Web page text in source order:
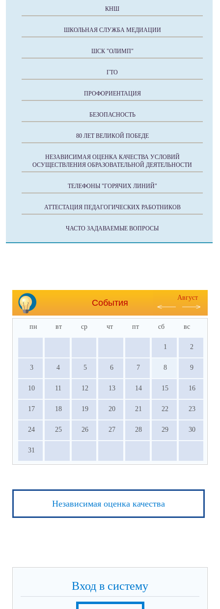
КНШ
ШКОЛЬНАЯ СЛУЖБА МЕДИАЦИИ
ШСК "ОЛИМП"
ГТО
ПРОФОРИЕНТАЦИЯ
БЕЗОПАСНОСТЬ
80 ЛЕТ ВЕЛИКОЙ ПОБЕДЕ
НЕЗАВИСИМАЯ ОЦЕНКА КАЧЕСТВА УСЛОВИЙ
ОСУЩЕСТВЛЕНИЯ ОБРАЗОВАТЕЛЬНОЙ ДЕЯТЕЛЬНОСТИ
ТЕЛЕФОНЫ "ГОРЯЧИХ ЛИНИЙ"
АТТЕСТАЦИЯ ПЕДАГОГИЧЕСКИХ РАБОТНИКОВ
ЧАСТО ЗАДАВАЕМЫЕ ВОПРОСЫ
События
Август
пн вт ср чт пт сб вс
1 2
3 4 5 6 7 8 9
10 11 12 13 14 15 16
17 18 19 20 21 22 23
24 25 26 27 28 29 30
31
Независимая оценка качества
Вход в систему